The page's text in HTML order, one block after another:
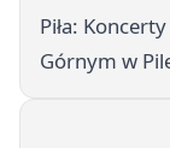
Piła:
Górnym w